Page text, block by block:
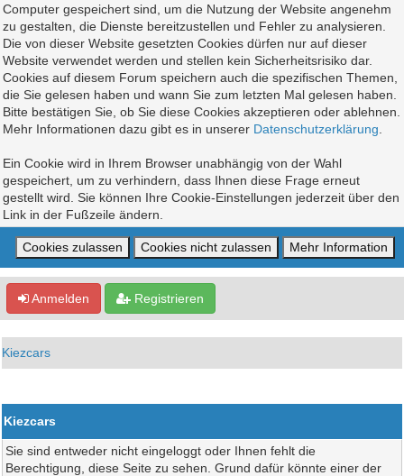
Computer gespeichert sind, um die Nutzung der Website angenehm
zu gestalten, die Dienste bereitzustellen und Fehler zu analysieren.
Die von dieser Website gesetzten Cookies dürfen nur auf dieser
Website verwendet werden und stellen kein Sicherheitsrisiko dar.
Cookies auf diesem Forum speichern auch die spezifischen Themen,
die Sie gelesen haben und wann Sie zum letzten Mal gelesen haben.
Bitte bestätigen Sie, ob Sie diese Cookies akzeptieren oder ablehnen.
Mehr Informationen dazu gibt es in unserer Datenschutzerklärung
Ein Cookie wird in Ihrem Browser unabhängig von der Wahl
gespeichert, um zu verhindern, dass Ihnen diese Frage erneut
gestellt wird. Sie können Ihre Cookie-Einstellungen jederzeit über den
Link in der Fußzeile ändern.
Anmelden Registrieren
Kiezcars
Kiezcars
Sie sind entweder nicht eingeloggt oder Ihnen fehlt die
Berechtigung, diese Seite zu sehen. Grund dafür könnte einer der